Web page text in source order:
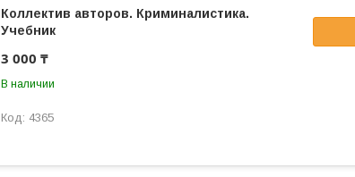
Коллектив авторов. Криминалистика.
Учебник
3 000 ₸
В наличии
4365